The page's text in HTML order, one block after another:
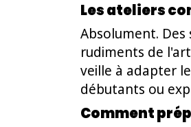
Les ateliers
Absolument.
rudiments de
veille à adapter
débutants ou
Comment